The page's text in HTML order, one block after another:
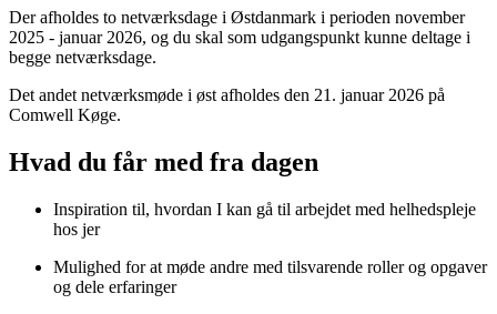
Der afholdes to netværksdage i Østdanmark i perioden november
2025 - januar 2026, og du skal som udgangspunkt kunne deltage i
begge netværksdage.
Det andet netværksmøde i øst afholdes den 21. januar 2026 på
Comwell Køge.
Hvad du får med fra dagen
Inspiration til, hvordan I kan gå til arbejdet med helhedspleje
hos jer
Mulighed for at møde andre med tilsvarende roller og opgaver
og dele erfaringer